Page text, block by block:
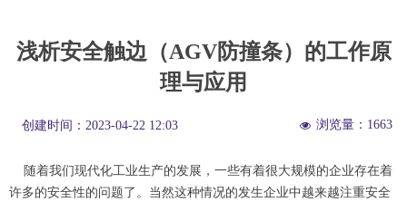
浅析安全触边（AGV防撞条）的工作原
理与应用
随着我们现代化工业生产的发展，一些有着很大规模的企业存在着
许多的安全性的问题了。当然这种情况的发生企业中越来越注重安全
创建时间： 2023-04-22 12:03 넶 浏览量： 1663